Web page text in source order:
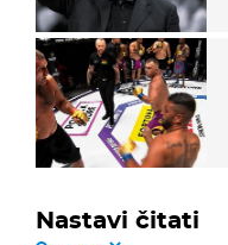
Nastavi čitati